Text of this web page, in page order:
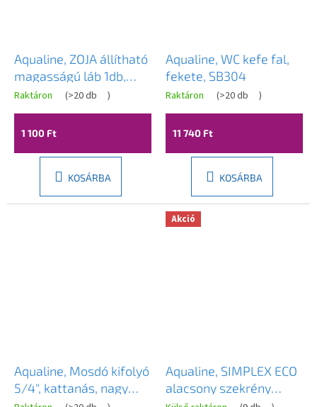
Aqualine, ZOJA állítható
magasságú láb 1db,
króm, 10078
Raktáron (>20 db )
1 100 Ft
KOSÁRBA
Aqualine, WC kefe fal,
fekete, SB304
Raktáron (>20 db )
11 740 Ft
KOSÁRBA
Aqualine, Mosdó kifolyó
5/4", kattanás, nagy
Akció
Aqualine, SIMPLEX ECO
alacsony szekrény